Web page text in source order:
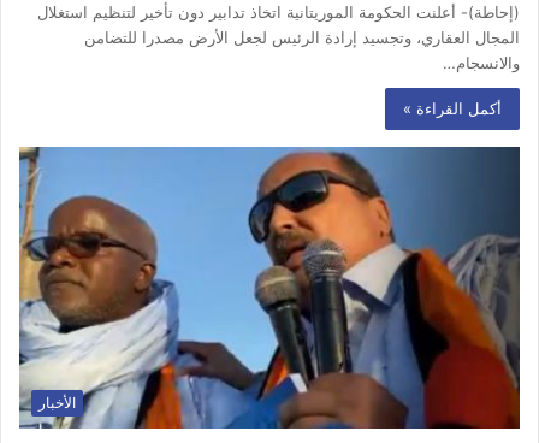
(إحاطة)- أعلنت الحكومة الموريتانية اتخاذ تدابير دون تأخير لتنظيم استغلال
المجال العقاري، وتجسيد إرادة الرئيس لجعل الأرض مصدرا للتضامن
والانسجام…
أكمل القراءة »
الأخبار